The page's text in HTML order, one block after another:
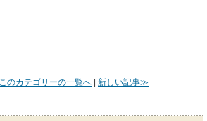
このカテゴリーの一覧へ | 新しい記事≫